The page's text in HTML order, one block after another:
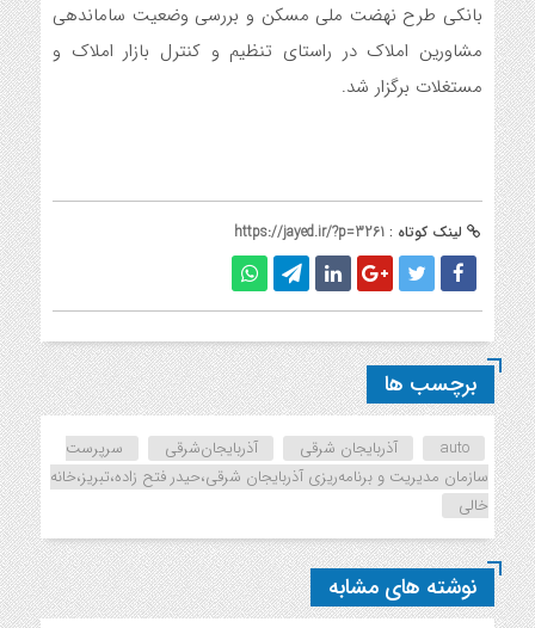
بانکی طرح نهضت ملی مسکن و بررسی وضعیت ساماندهی
مشاورین املاک در راستای تنظیم و کنترل بازار املاک و
مستغلات برگزار شد.
لینک کوتاه : https://jayed.ir/?p=3261
برچسب ها
auto آذربایجان شرقی آذربایجان‌شرقی
سرپرست
سازمان مدیریت و برنامه‌ریزی آذربایجان شرقی،حیدر فتح زاده،تبریز،خانه
خالی
نوشته های مشابه